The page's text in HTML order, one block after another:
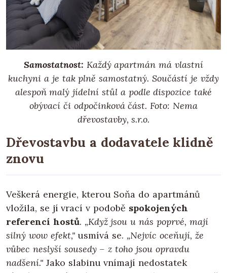
Samostatnost: Každý apartmán má vlastní
kuchyni a je tak plně samostatný. Součástí je vždy
alespoň malý jídelní stůl a podle dispozice také
obývací či odpočinková část.Foto: Nema
dřevostavby, s.r.o.
Dřevostavbu a dodavatele klidně
znovu
Veškerá energie, kterou Soňa do apartmánů
vložila, se jí vrací v podobě spokojených
referencí hostů. „Když jsou u nás poprvé, mají
silný wow efekt,"usmívá se. „Nejvíc oceňují, že
vůbec neslyší sousedy – z toho jsou opravdu
nadšení." Jako slabinu vnímají nedostatek